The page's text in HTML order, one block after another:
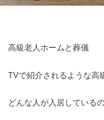
高級老人ホームと葬儀
TVで紹介されるような高
どんな人が入居している